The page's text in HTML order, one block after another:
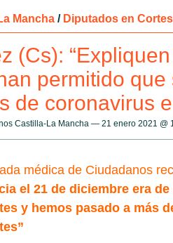
Mancha / Diputados en Cortes
(Cs):
permitido
de coronavirus
Castilla-La Mancha — 21 enero 2021 @
médica de Ciudadanos
el 21 de diciembre era
y hemos pasado a más